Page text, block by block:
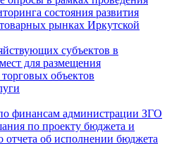
состояния развития
рынках Иркутской
субъектов в
для размещения
объектов
финансам администрации ЗГО
по проекту бюджета и
отчета об исполнении бюджета